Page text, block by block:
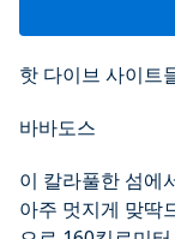
핫 다이브 사이트
바바도스
이 칼라풀한 섬에
아주 멋지게 맞딱